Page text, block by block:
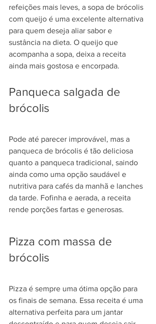
refeições mais leves, a sopa de brócolis
com queijo é uma excelente alternativa
para quem deseja aliar sabor e
sustância na dieta. O queijo que
acompanha a sopa, deixa a receita
ainda mais gostosa e encorpada.
Panqueca salgada de
brócolis
Pode até parecer improvável, mas a
panqueca de brócolis é tão deliciosa
quanto a panqueca tradicional, saindo
ainda como uma opção saudável e
nutritiva para cafés da manhã e lanches
da tarde. Fofinha e aerada, a receita
rende porções fartas e generosas.
Pizza com massa de
brócolis
Pizza é sempre uma ótima opção para
os finais de semana. Essa receita é uma
alternativa perfeita para um jantar